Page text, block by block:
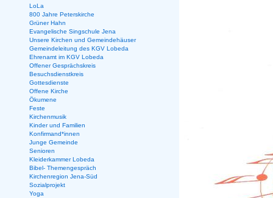
LoLa
800 Jahre Peterskirche
Grüner Hahn
Evangelische Singschule Jena
Unsere Kirchen und Gemeindehäuser
Gemeindeleitung des KGV Lobeda
Ehrenamt im KGV Lobeda
Offener Gesprächskreis
Besuchsdienstkreis
Gottesdienste
Offene Kirche
Ökumene
Feste
Kirchenmusik
Kinder und Familien
Konfirmand*innen
Junge Gemeinde
Senioren
Kleiderkammer Lobeda
Bibel- Themengespräch
Kirchenregion Jena-Süd
Sozialprojekt
Yoga